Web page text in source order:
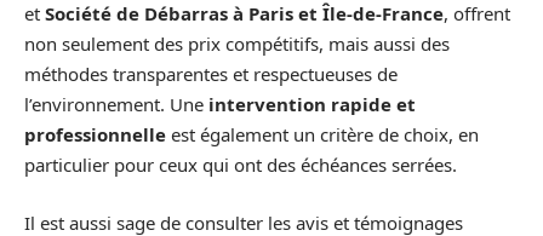
et Société de Débarras à Paris et Île-de-France, offrent
non seulement des prix compétitifs, mais aussi des
méthodes transparentes et respectueuses de
l’environnement. Une intervention rapide et
professionnelle est également un critère de choix, en
particulier pour ceux qui ont des échéances serrées.
Il est aussi sage de consulter les avis et témoignages